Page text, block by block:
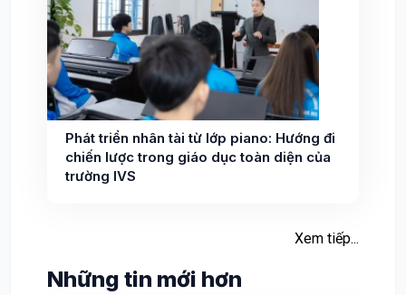
Phát triển nhân tài từ lớp piano: Hướng đi
chiến lược trong giáo dục toàn diện của
trường IVS
Xem tiếp...
Những tin mới hơn